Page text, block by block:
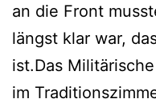
an die Front
längst klar war,
ist.Das
im